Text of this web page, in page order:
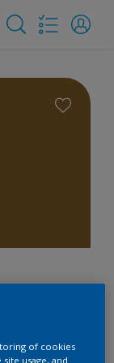
of cookies
usage, and